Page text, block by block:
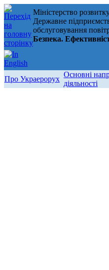
Міністерство
Державне
обслуговування
Безпека.
Про Украерорух
Основні
діяльності